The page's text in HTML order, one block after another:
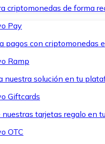
criptomonedas de forma
Pay
pagos con criptomonedas
Ramp
nuestra solución en tu
Giftcards
nuestras tarjetas regalo en
OTC